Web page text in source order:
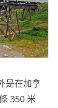
是在加拿
350 米